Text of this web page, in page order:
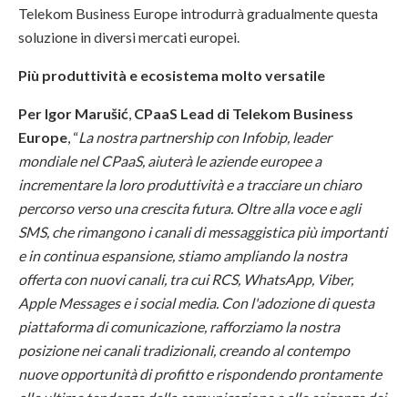
Telekom Business Europe introdurrà gradualmente questa
soluzione in diversi mercati europei.
Più produttività e ecosistema molto versatile
Per Igor Marušić CPaaS Lead di Telekom Business
Europe , “La nostra partnership con Infobip, leader
mondiale nel CPaaS, aiuterà le aziende europee a
incrementare la loro produttività e a tracciare un chiaro
percorso verso una crescita futura. Oltre alla voce e agli
SMS, che rimangono i canali di messaggistica più importanti
e in continua espansione, stiamo ampliando la nostra
offerta con nuovi canali, tra cui RCS, WhatsApp, Viber,
Apple Messages e i social media. Con l'adozione di questa
piattaforma di comunicazione, rafforziamo la nostra
posizione nei canali tradizionali, creando al contempo
nuove opportunità di profitto e rispondendo prontamente